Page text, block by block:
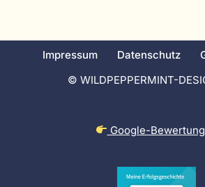
Impressum Datenschutz
© WILDPEPPERMINT-
Google-